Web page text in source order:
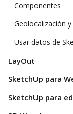
Componentes
Geolocalización
LayOut
SketchUp para
SketchUp para